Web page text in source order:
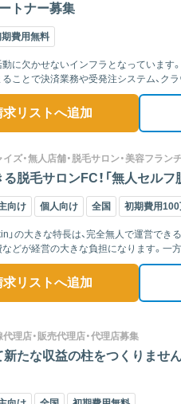
トナー募集
期費用無料
動に欠かせないインフラとなっています
ることで決済業務や受発注システム、ク
リストへ追加
ズ・無人店舗・脱毛サロン・美容フラン
脱毛サロンFC！「無人セル
向け 個人向け 全国 初期費用
」の大きな特長は、完全無人で運営でき
どが経営の大きな負担になります。一
リストへ追加
理店・販売代理店・代理店募集
たな収益の柱をつくりませ